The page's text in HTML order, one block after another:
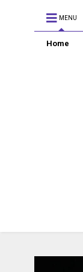
MENU
Home